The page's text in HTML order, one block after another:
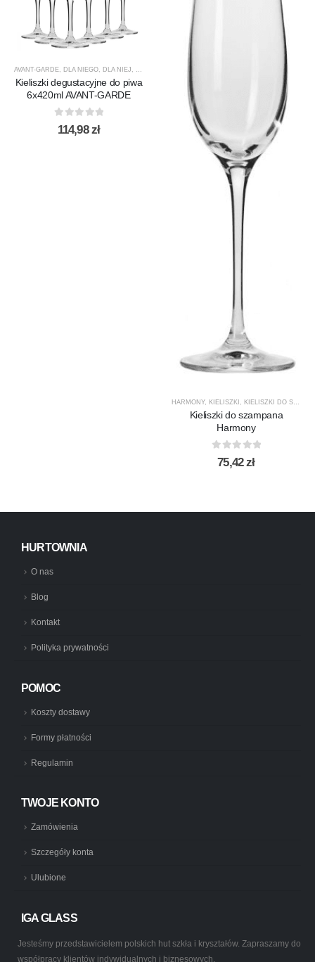
AVANT-GARDE DLA NIEGO DLA NIEJ
Kieliszki degustacyjne do piwa
6x420ml AVANT-GARDE
0out of 5
114,98zł
HARMONY, KIELISZKI KIELISZKI DO SZAMPANA
Kieliszki do szampana
Harmony
out of 5
75,42zł
HURTOWNIA
O nas
Blog
Kontakt
Polityka prywatności
POMOC
Koszty dostawy
Formy płatności
Regulamin
TWOJE KONTO
Zamówienia
Szczegóły konta
Ulubione
IGA GLASS
Jesteśmy przedstawicielem polskich hut szkła i kryształów. Zapraszamy do
współpracy klientów indywidualnych i biznesowych.